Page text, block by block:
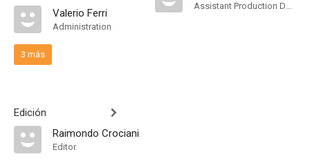
Valerio Ferri
Administration
3 más
Edición
Raimondo Crociani
Editor
Assistant Production Design